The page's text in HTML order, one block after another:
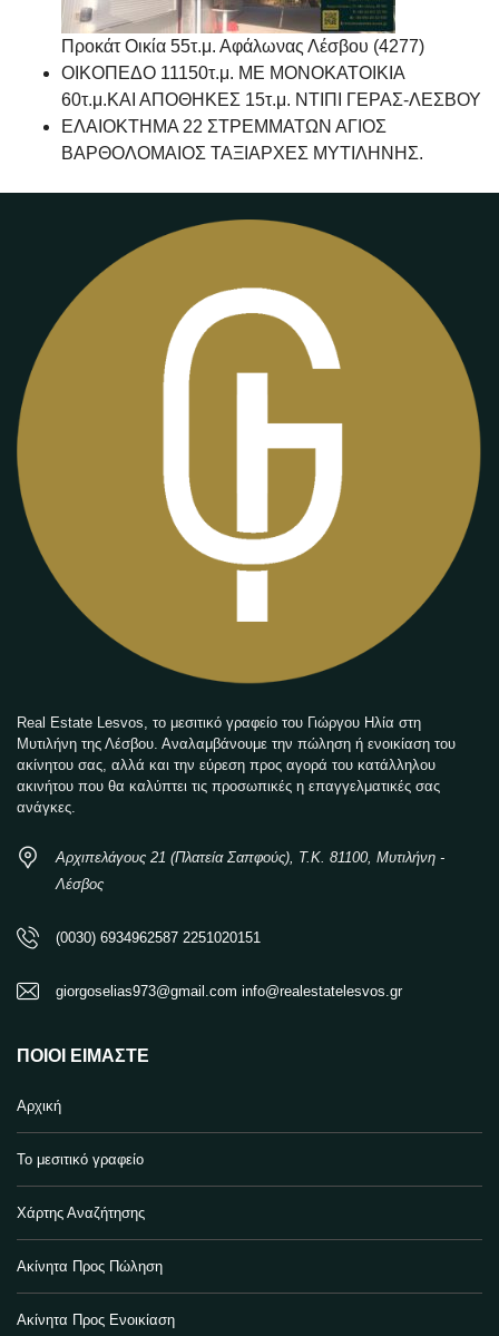
Προκάτ Οικία 55τ.μ. Αφάλωνας Λέσβου (4277)
ΟΙΚΟΠΕΔΟ 11150τ.μ. ΜΕ ΜΟΝΟΚΑΤΟΙΚΙΑ
60τ.μ.ΚΑΙ ΑΠΟΘΗΚΕΣ 15τ.μ. ΝΤΙΠΙ ΓΕΡΑΣ-ΛΕΣΒΟΥ
ΕΛΑΙΟΚΤΗΜΑ 22 ΣΤΡΕΜΜΑΤΩΝ ΑΓΙΟΣ
ΒΑΡΘΟΛΟΜΑΙΟΣ ΤΑΞΙΑΡΧΕΣ ΜΥΤΙΛΗΝΗΣ.
Real Estate Lesvos, το μεσιτικό γραφείο του Γιώργου Ηλία στη
Μυτιλήνη της Λέσβου. Αναλαμβάνουμε την πώληση ή ενοικίαση του
ακίνητου σας, αλλά και την εύρεση προς αγορά του κατάλληλου
ακινήτου που θα καλύπτει τις προσωπικές η επαγγελματικές σας
ανάγκες.
Αρχιπελάγους 21 (Πλατεία Σαπφούς), Τ.Κ. 81100, Μυτιλήνη -
Λέσβος
(0030) 6934962587 2251020151
giorgoselias973@gmail.com info@realestatelesvos.gr
ΠΟΙΟΙ ΕΊΜΑΣΤΕ
Αρχική
Το μεσιτικό γραφείο
Χάρτης Αναζήτησης
Ακίνητα Προς Πώληση
Ακίνητα Προς Ενοικίαση